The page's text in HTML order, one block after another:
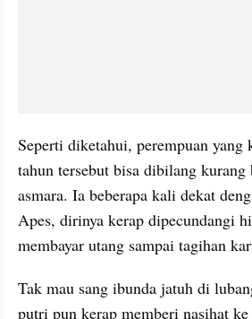
Seperti diketahui, perempuan yang
tahun tersebut bisa dibilang kurang
asmara. Ia beberapa kali dekat
Apes, dirinya kerap dipecundangi
membayar utang sampai tagihan
Tak mau sang ibunda jatuh di
putri pun kerap memberi nasihat